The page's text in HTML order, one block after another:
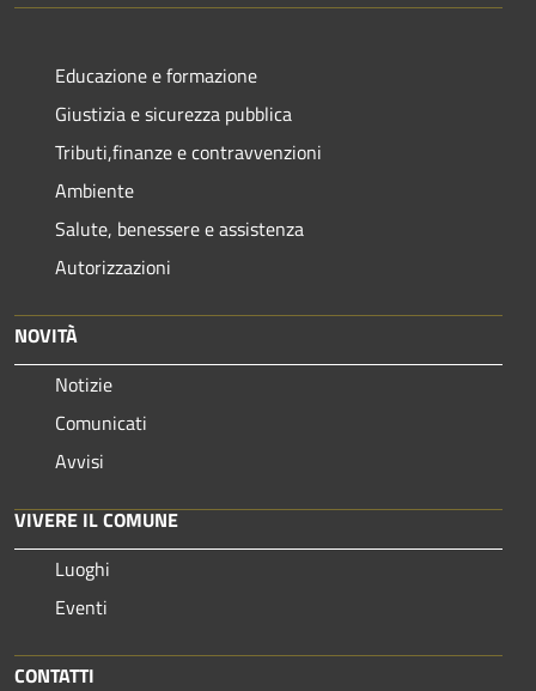
Educazione e formazione
Giustizia e sicurezza pubblica
Tributi,finanze e contravvenzioni
Ambiente
Salute, benessere e assistenza
Autorizzazioni
NOVITÀ
Notizie
Comunicati
Avvisi
VIVERE IL COMUNE
Luoghi
Eventi
CONTATTI